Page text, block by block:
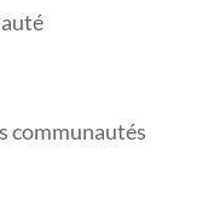
communautés